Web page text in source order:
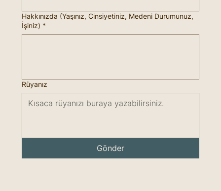
Hakkınızda (Yaşınız, Cinsiyetiniz, Medeni Durumunuz,
İşiniz) *
Rüyanız
Gönder